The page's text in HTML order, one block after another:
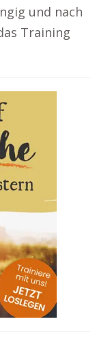
und nach
Training